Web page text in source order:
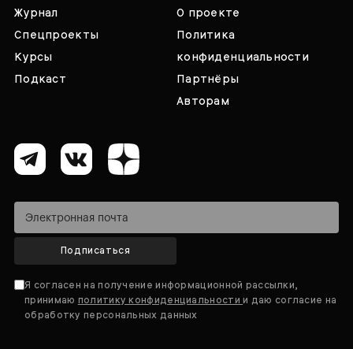
Журнал
Спецпроекты
Курсы
Подкаст
О проекте
Политика
конфиденциальности
Партнёры
Авторам
Подписаться
Я согласен на получение информационной рассылки,
принимаю политику конфиденциальностии даю согласие на
обработку персональных данных